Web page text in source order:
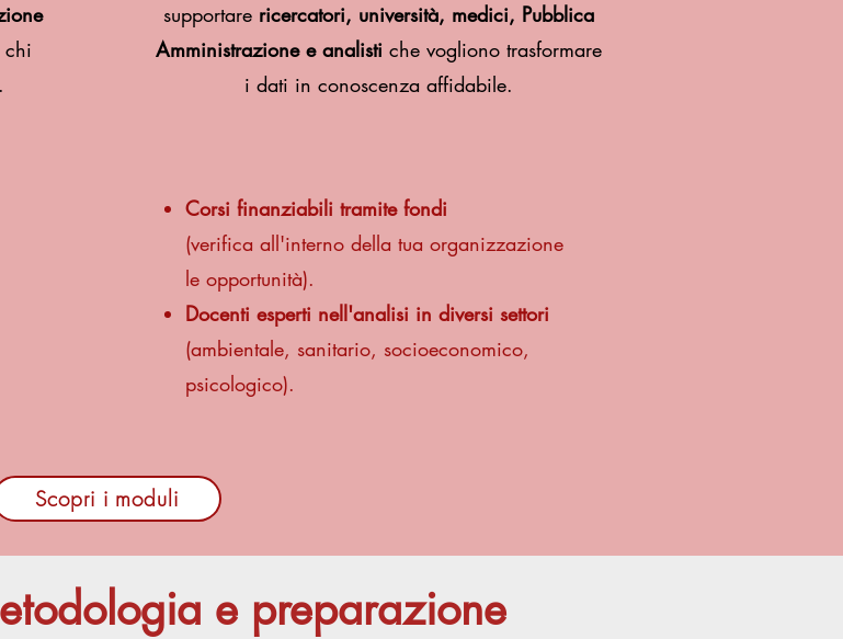
chi
supportare ricercatori, università, medici, Pubblica
Amministrazione e analisti che vogliono trasformare
i dati in conoscenza affidabile.
Corsi finanziabili tramite fondi
(verifica all'interno della tua organizzazione
le opportunità).
Docenti esperti nell'analisi in diversi settori
(ambientale, sanitario, socioeconomico,
psicologico).
Scopri i moduli
e preparazione